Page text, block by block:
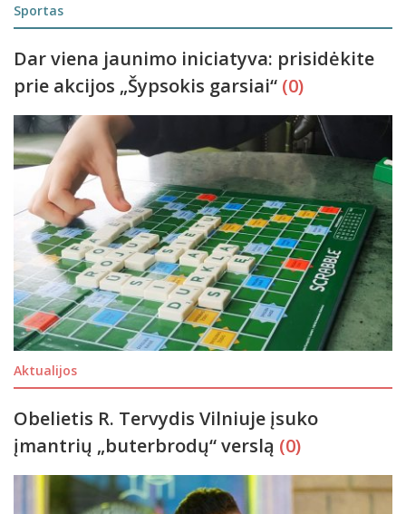
Sportas
Dar viena jaunimo iniciatyva: prisidėkite
prie akcijos „Šypsokis garsiai“ (0)
Aktualijos
Obelietis R. Tervydis Vilniuje įsuko
įmantrių „buterbrodų“ verslą (0)